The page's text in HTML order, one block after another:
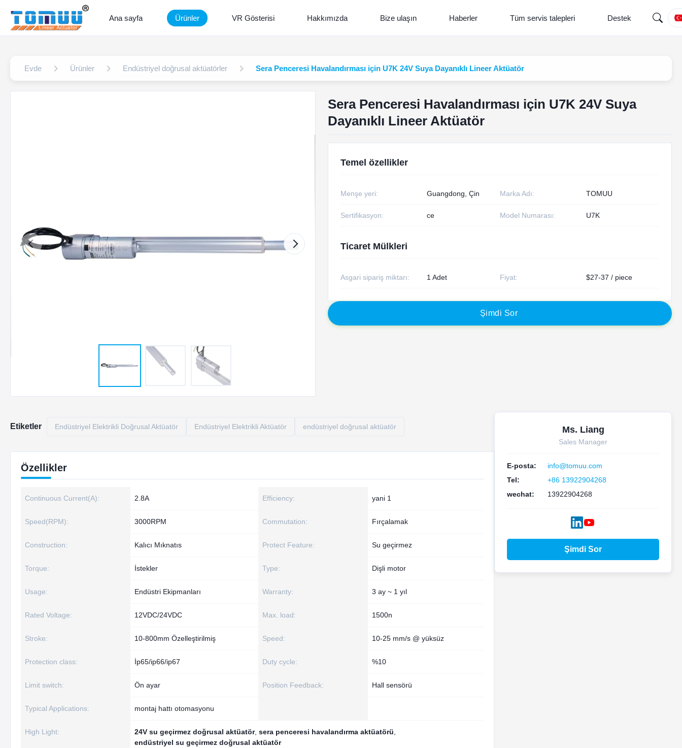
Ana sayfa Ürünler VR Gösterisi Hakkımızda Bize ulaşın Haberler Tüm servis talepleri Destek
Evde Ürünler Endüstriyel doğrusal aktüatörler Sera Penceresi Havalandırması için U7K 24V Suya Dayanıklı Lineer Aktüatör
Sera Penceresi Havalandırması için U7K 24V Suya
Dayanıklı Lineer Aktüatör
Temel özellikler
Menşe yeri: Guangdong, Çin Marka Adı: TOMUU
Sertifikasyon: ce Model Numarası: U7K
Ticaret Mülkleri
Asgari sipariş miktarı: 1 Adet Fiyat: $27-37 / piece
Şimd i Sor
Etiketler Endüstriyel Elektrikli Doğrusal Aktüatör Endüstriyel Elektrikli Aktüatör endüstriyel doğrusal aktüatör
Özellikler
Continuous Current(A): 2.8A Efficiency: yani 1
Speed(RPM): 3000RPM Commutation: Fırçalamak
Construction: Kalıcı Mıknatıs Protect Feature: Su geçirmez
Torque: İstekler Type: Dişli motor
Usage: Endüstri Ekipmanları Warranty: 3 ay ~ 1 yıl
Rated Voltage: 12VDC/24VDC Max. load: 1500n
Stroke: 10-800mm Özelleştirilmiş Speed: 10-25 mm/s @ yüksüz
Protection class: İp65/ip66/ip67 Duty cycle: %10
Limit switch: Ön ayar Position Feedback: Hall sensörü
Typical Applications: montaj hattı otomasyonu
High Light: 24V su geçirmez doğrusal aktüatör, sera penceresi havalandırma aktüatörü
endüstriyel su geçirmez doğrusal aktüatör
Ms. Liang
Sales Manager
E-posta:
info@tomuu.com
Tel:
+86 13922904268
wechat:
13922904268
Şimdi Sor